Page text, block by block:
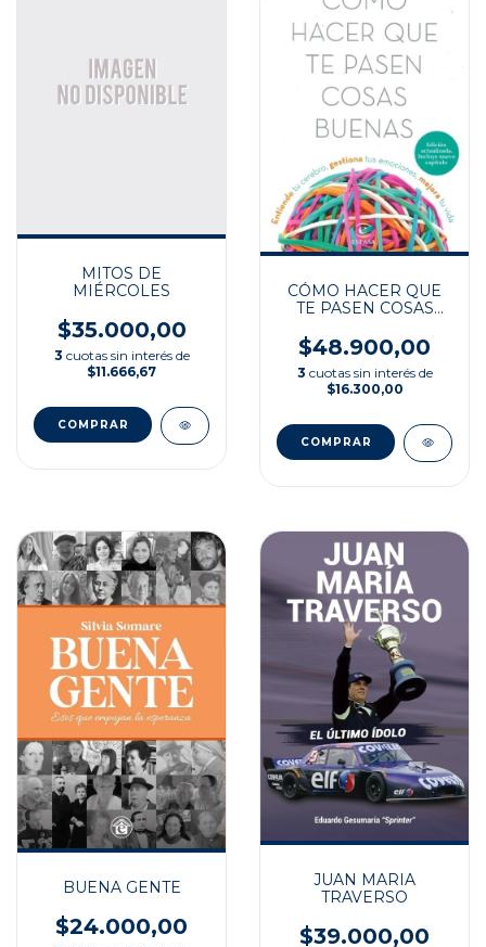
MITOS DE
MIÉRCOLES
$35.000,00
3 cuotas sin interés de
$11.666,67
CÓMO HACER QUE
TE PASEN COSAS
$48.900,00
3 cuotas sin interés de
$16.300,00
BUENA GENTE
$24.000,00
JUAN MARIA
TRAVERSO
$39.000,00